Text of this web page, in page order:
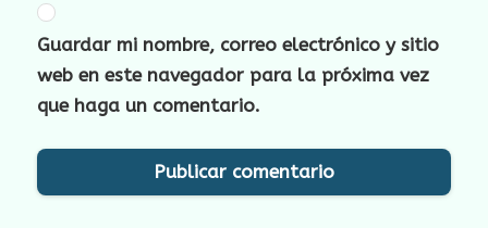
Guardar mi nombre, correo electrónico y sitio
web en este navegador para la próxima vez
que haga un comentario.